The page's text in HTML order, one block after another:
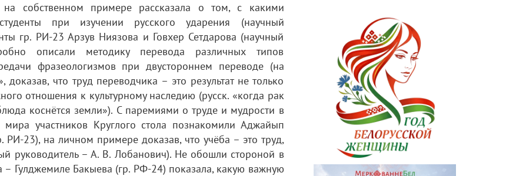
собственном примере рассказала о том, с какими
при изучении русского ударения (научный
гр. РИ-23 Арзув Ниязова и Говхер Сетдарова (научный
описали методику перевода различных типов
фразеологизмов при двустороннем переводе (на
что труд переводчика – это результат не только
отношения к культурному наследию (русск. «когда рак
коснётся земли»). С паремиями о труде и мудрости в
участников Круглого стола познакомили Аджайып
РИ-23), на личном примере доказав, что учёба – это труд,
руководитель – А. В. Лобанович). Не обошли стороной в
Гулджемиле Бакыева (гр. РФ-24) показала, какую важную